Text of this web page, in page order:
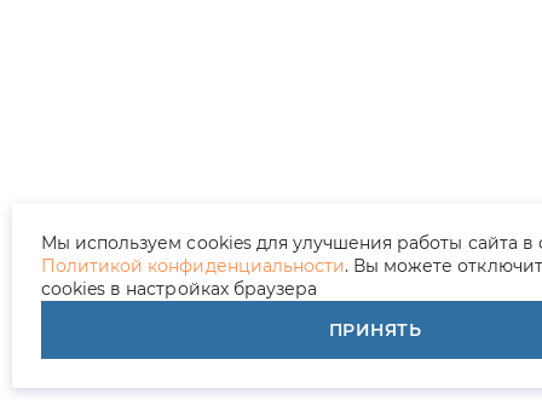
Мы используем cookies для улучшения работы сайта в
Политикой конфиденциальности. Вы можете
cookies в настройках браузера
ПРИНЯТЬ